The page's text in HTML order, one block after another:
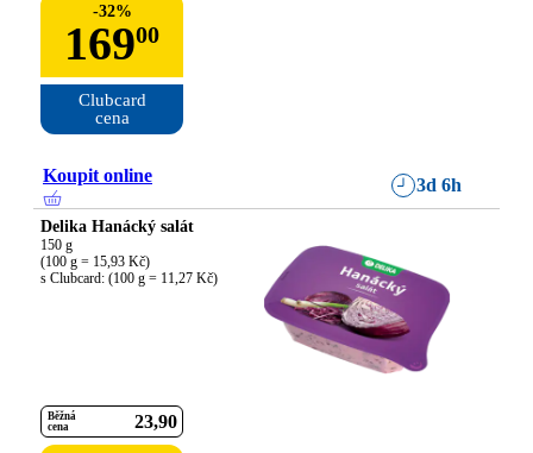
-32%
16900
Clubcard
cena
Koupit online 3d 6h
Delika Hanácký salát
150 g
(100 g = 15,93 Kč)
s Clubcard: (100 g = 11,27 Kč)
Běžná
cena
23 90